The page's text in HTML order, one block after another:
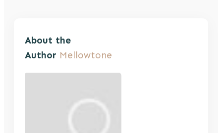
About the
Author Mellowtone